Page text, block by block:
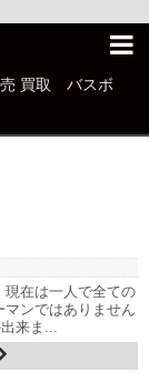
買取 バスボ
在は一人で全ての
ンではありません
来ま...